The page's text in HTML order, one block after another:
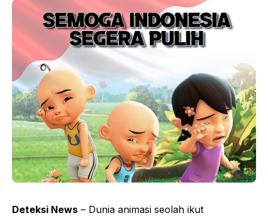
Deteksi News – Dunia animasi seolah ikut